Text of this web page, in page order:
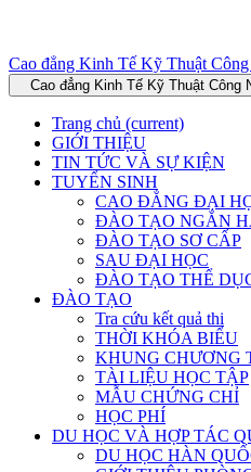
Cao đẳng Kinh Tế Kỹ Thuật
Cao đẳng Kinh Tế Kỹ Thuật Công
Trang chủ (current)
GIỚI THIỆU
TIN TỨC VÀ SỰ KIỆN
TUYỂN SINH
CAO ĐẲNG ĐẠI
ĐÀO TẠO NGẮN
ĐÀO TẠO SƠ CẤP
SAU ĐẠI HỌC
ĐÀO TẠO THỂ
ĐÀO TẠO
Tra cứu kết quả thi
THỜI KHÓA BIỂU
KHUNG CHƯƠNG
TÀI LIỆU HỌC TẬP
MẪU CHỨNG CHỈ
HỌC PHÍ
DU HỌC VÀ HỢP TÁC
DU HỌC HÀN